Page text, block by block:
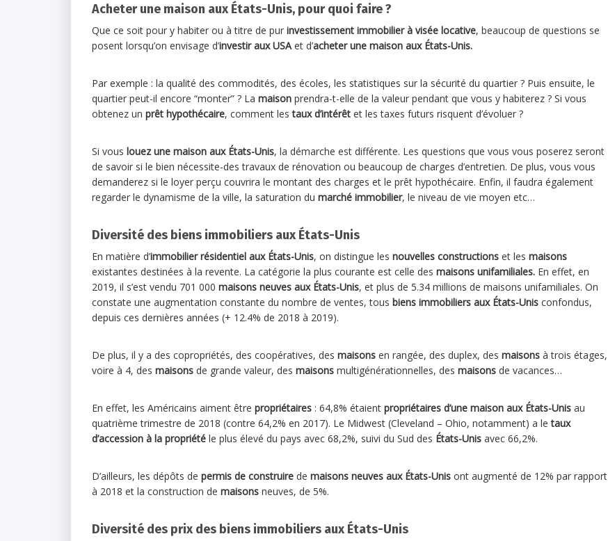
Acheter une maison aux États-Unis, pour quoi faire ?
Que ce soit pour y habiter ou à titre de pur investissement immobilier à visée locative, beaucoup de questions se
posent lorsqu’on envisage d’investir aux USAet d’acheter une maison aux États-Unis.
Par exemple : la qualité des commodités, des écoles, les statistiques sur la sécurité du quartier ? Puis ensuite, le
quartier peut-il encore “monter” ? La maison prendra-t-elle de la valeur pendant que vous y habiterez ? Si vous
obtenez un prêt hypothécaire, comment lestaux d’intérêt et les taxes futurs risquent d’évoluer ?
Si vous louez une maison aux États-Unis, la démarche est différente. Les questions que vous vous poserez seront
de savoir si le bien nécessite-des travaux de rénovation ou beaucoup de charges d’entretien. De plus, vous vous
demanderez si le loyer perçu couvrira le montant des charges et le prêt hypothécaire. Enfin, il faudra également
regarder le dynamisme de la ville, la saturation du marché immobilier, le niveau de vie moyen etc…
Diversité des biens immobiliers aux États-Unis
En matière d’immobilier résidentiel aux États-Unis, on distingue les nouvelles constructions et les maisons
existantes destinées à la revente. La catégorie la plus courante est celle des maisons unifamiliales. En effet, en
2019, il s’est vendu 701 000 maisons neuves aux États-Unis, et plus de 5.34 millions de maisons unifamiliales. On
constate une augmentation constante du nombre de ventes, tous biens immobiliers aux États-Unis confondus,
depuis ces dernières années (+ 12.4% de 2018 à 2019).
De plus, il y a des copropriétés, des coopératives, des maisons en rangée, des duplex, des maisons à trois étages,
voire à 4, des maisons de grande valeur, des maisons multigénérationnelles, des maisons de vacances…
En effet, les Américains aiment être propriétaires : 64,8% étaient propriétaires d’une maison aux États-Unis au
quatrième trimestre de 2018 (contre 64,2% en 2017). Le Midwest (Cleveland – Ohio, notamment) a le taux
d’accession à la propriété le plus élevé du pays avec 68,2%, suivi du Sud des États-Unis avec 66,2%.
D’ailleurs, les dépôts de permis de construire de maisons neuves aux États-Unis ont augmenté de 12% par rapport
à 2018 et la construction de maisons neuves, de 5%.
Diversité des prix des biens immobiliers aux États-Unis